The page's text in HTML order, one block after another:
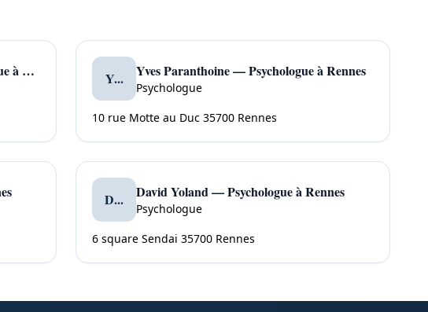
Anne-sophie Bougeard — Psychologue à Rennes Y... Yves Paranthoine — Psychologue à Rennes
Psychologue
10 rue Motte au Duc 35700 Rennes
D... David Yoland — Psychologue à Rennes
Psychologue
6 square Sendai 35700 Rennes